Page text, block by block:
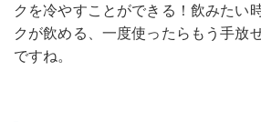
クを冷やすことができる！飲みたい
クが飲める、一度使ったらもう手放
ですね。